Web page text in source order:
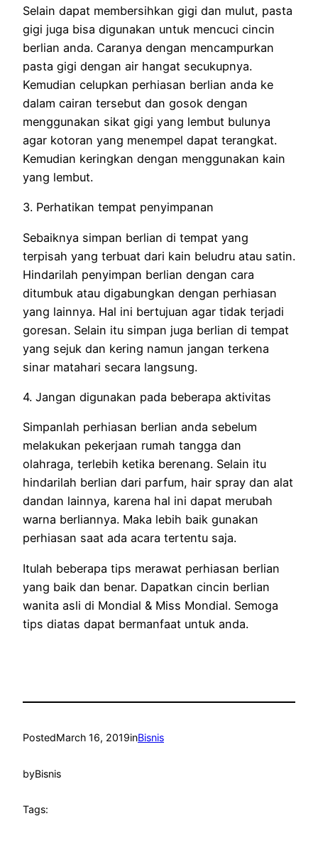
Selain dapat membersihkan gigi dan mulut, pasta
gigi juga bisa digunakan untuk mencuci cincin
berlian anda. Caranya dengan mencampurkan
pasta gigi dengan air hangat secukupnya.
Kemudian celupkan perhiasan berlian anda ke
dalam cairan tersebut dan gosok dengan
menggunakan sikat gigi yang lembut bulunya
agar kotoran yang menempel dapat terangkat.
Kemudian keringkan dengan menggunakan kain
yang lembut.
3. Perhatikan tempat penyimpanan
Sebaiknya simpan berlian di tempat yang
terpisah yang terbuat dari kain beludru atau satin.
Hindarilah penyimpan berlian dengan cara
ditumbuk atau digabungkan dengan perhiasan
yang lainnya. Hal ini bertujuan agar tidak terjadi
goresan. Selain itu simpan juga berlian di tempat
yang sejuk dan kering namun jangan terkena
sinar matahari secara langsung.
4. Jangan digunakan pada beberapa aktivitas
Simpanlah perhiasan berlian anda sebelum
melakukan pekerjaan rumah tangga dan
olahraga, terlebih ketika berenang. Selain itu
hindarilah berlian dari parfum, hair spray dan alat
dandan lainnya, karena hal ini dapat merubah
warna berliannya. Maka lebih baik gunakan
perhiasan saat ada acara tertentu saja.
Itulah beberapa tips merawat perhiasan berlian
yang baik dan benar. Dapatkan cincin berlian
wanita asli di Mondial & Miss Mondial. Semoga
tips diatas dapat bermanfaat untuk anda.
PostedMarch 16, 2019inBisnis
byBisnis
Tags: